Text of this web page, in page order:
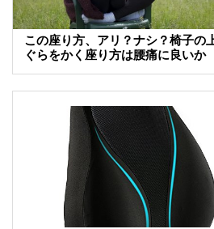
この座り方、アリ？ナシ？椅子の
ぐらをかく座り方は腰痛に良いか